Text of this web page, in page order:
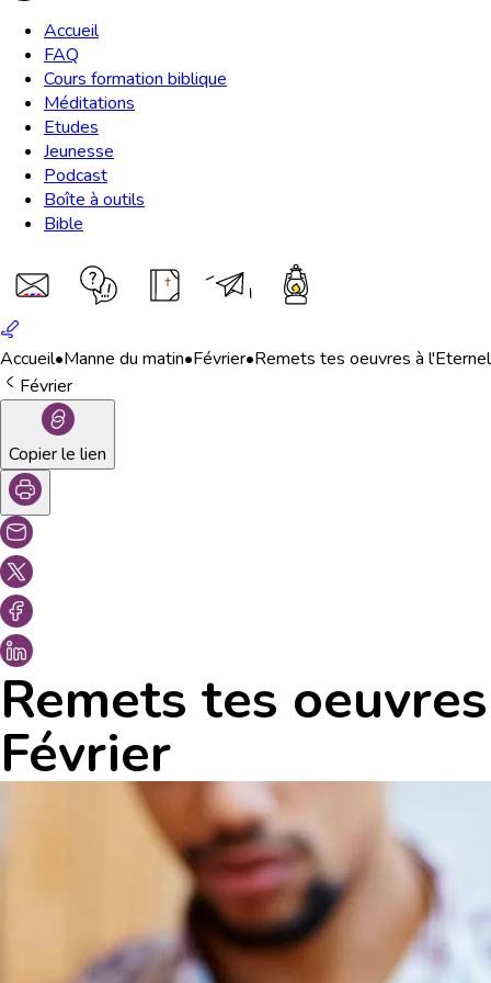
Accueil
FAQ
Cours formation biblique
Méditations
Etudes
Jeunesse
Podcast
Boîte à outils
Bible
Accueil•Manne du matin•Février•Remets tes oeuvres à
Février
Copier le lien
Remets tes
Février